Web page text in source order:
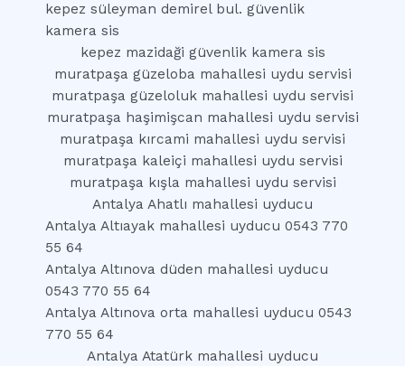
kepez süleyman demirel bul. güvenlik
kamera sis
kepez mazidaği güvenlik kamera sis
muratpaşa güzeloba mahallesi uydu servisi
muratpaşa güzeloluk mahallesi uydu servisi
muratpaşa haşimişcan mahallesi uydu servisi
muratpaşa kırcami mahallesi uydu servisi
muratpaşa kaleiçi mahallesi uydu servisi
muratpaşa kışla mahallesi uydu servisi
Antalya Ahatlı mahallesi uyducu
Antalya Altıayak mahallesi uyducu 0543 770
55 64
Antalya Altınova düden mahallesi uyducu
0543 770 55 64
Antalya Altınova orta mahallesi uyducu 0543
770 55 64
Antalya Atatürk mahallesi uyducu